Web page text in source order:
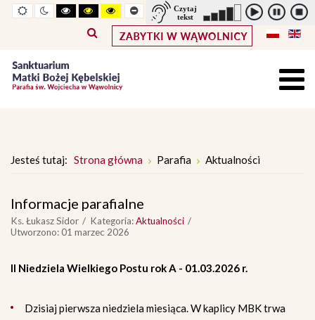
Widok
standardowy
Widok
nocny
Wysoki
kontrast
tryb
czarno
Wysoki
kontrast
tryb
czarno
Wysoki
kontrast
tryb
żółto
-
Pomniejszony
rozmiar
czcionki
Powiększony
rozmiar
czcionki
Zwiększ
odstępy
pomiędzy
literami
Standarowy
rozmiar
czcionki
Jesteś tutaj: Strona główna Parafia Aktualności
Informacje parafialne
Ks. Łukasz Sidor Kategoria:Aktualności
Utworzono: 01 marzec 2026
II Niedziela Wielkiego Postu rok A - 01.03.2026 r.
Dzisiaj pierwsza niedziela miesiąca. W kaplicy MBK trwa